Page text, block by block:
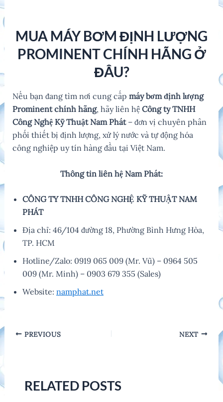
MUA MÁY BƠM ĐỊNH LƯỢNG
PROMINENT CHÍNH HÃNG Ở
ĐÂU?
Nếu bạn đang tìm nơi cung cấp máy bơm định lượng
Prominent chính hãng, hãy liên hệ Công ty TNHH
Công Nghệ Kỹ Thuật Nam Phát– đơn vị chuyên phân
phối thiết bị định lượng, xử lý nước và tự động hóa
công nghiệp uy tín hàng đầu tại Việt Nam.
Thông tin liên hệ Nam Phát:
CÔNG TY TNHH CÔNG NGHỆ KỸ THUẬT NAM
PHÁT
Địa chỉ: 46/104 đường 18, Phường Bình Hưng Hòa,
TP. HCM
Hotline/Zalo: 0919 065 009 (Mr. Vũ) – 0964 505
009 (Mr. Minh) – 0903 679 355 (Sales)
Website: namphat.net
Post PREVIOUS NEXT
RELATED POSTS